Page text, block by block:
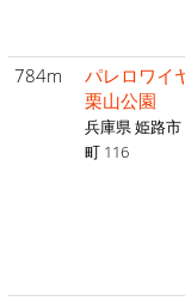
784m
パレロワイ
栗山公園
兵庫県 姫路市
町 116